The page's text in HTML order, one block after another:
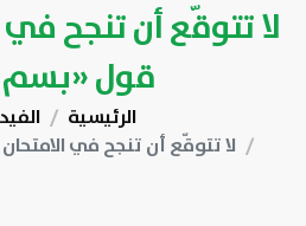
لا تتوقّع أن تنجح في
قول «بسم
الرئيسية
لا تتوقّع أن تنجح في